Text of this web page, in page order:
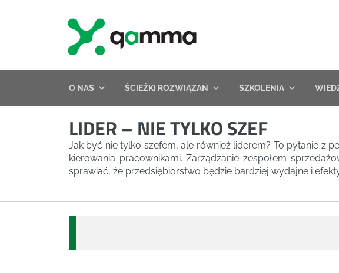
O NAS ŚCIEŻKI ROZWIĄZAŃ SZKOLENIA
LIDER – NIE TYLKO SZEF
Jak być nie tylko szefem, ale również liderem? To pytanie z
kierowania pracownikami. Zarządzanie zespołem
sprawiać, że przedsiębiorstwo będzie bardziej wydajne i